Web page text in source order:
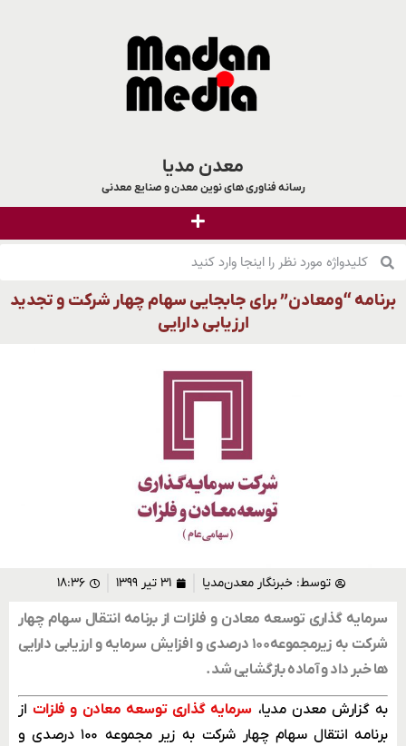
معدن مدیا
رسانه فناوری های نوین معدن و صنایع معدنی
برنامه “ومعادن” برای جابجایی سهام چهار شرکت و تجدید
ارزیابی دارایی
توسط: خبرنگار معدن‌مدیا ۳۱ تیر ۱۳۹۹ ۱۸:۳۶
سرمایه گذاری توسعه معادن و فلزات از برنامه انتقال سهام چهار
شرکت به زیرمجموعه۱۰۰ درصدی و افزایش سرمایه و ارزیابی دارایی
ها خبر داد و آماده بازگشایی شد.
به گزارش معدن مدیا، سرمایه گذاری توسعه معادن و فلزات از
برنامه انتقال سهام چهار شرکت به زیر مجموعه ۱۰۰ درصدی و